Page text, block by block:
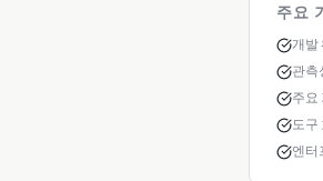
주요
개발
관측
주요
도구
엔터